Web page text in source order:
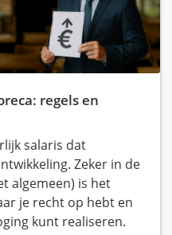
regels en
salaris dat
Zeker in de
algemeen) is het
je recht op hebt en
kunt realiseren.